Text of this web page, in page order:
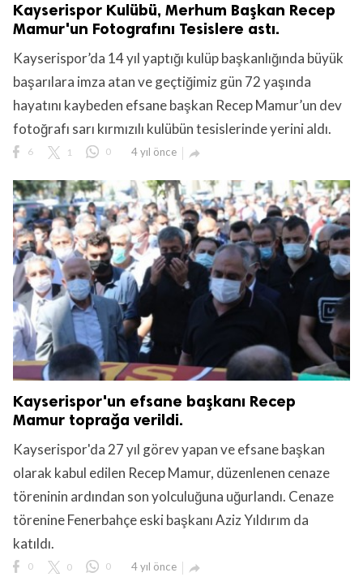
Kayserispor Kulübü, Merhum Başkan Recep
Mamur'un Fotografını Tesislere astı.
Kayserispor’da 14 yıl yaptığı kulüp başkanlığında büyük
başarılara imza atan ve geçtiğimiz gün 72 yaşında
hayatını kaybeden efsane başkan Recep Mamur’un dev
fotoğrafı sarı kırmızılı kulübün tesislerinde yerini aldı.
6 1 0 4 yıl önce 
Kayserispor'un efsane başkanı Recep
Mamur toprağa verildi.
Kayserispor'da 27 yıl görev yapan ve efsane başkan
olarak kabul edilen Recep Mamur, düzenlenen cenaze
töreninin ardından son yolculuğuna uğurlandı. Cenaze
törenine Fenerbahçe eski başkanı Aziz Yıldırım da
katıldı.
0 0 0 4 yıl önce 